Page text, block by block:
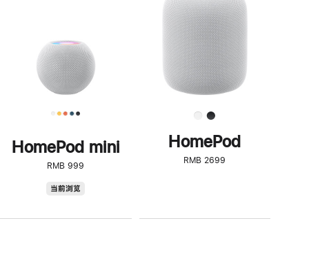
HomePod mini
RMB 999
当前浏览
了
解
HomePod<
HomePod
RMB 2699